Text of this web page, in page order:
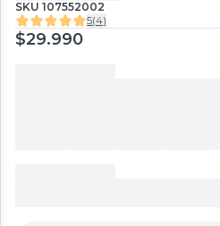
SKU 107552002
5(4)
$29.990